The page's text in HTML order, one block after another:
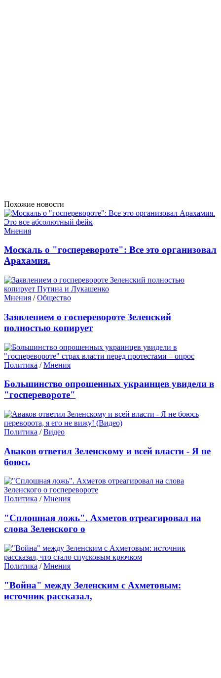
Похожие новости
Мнения
Москаль о "госперевороте": Все это организовал
Арахамия.
Мнения /Общество
Заявлением о госперевороте Зеленский
полностью копирует
Политика /Мнения
Большинство опрошенных украинцев увидели в
"госперевороте"
Политика /Видео
Аваков ответил Зеленскому и всей власти - Я не
боюсь
Политика /Мнения
"Сплошная ложь". Ахметов отреагировал на
слова Зеленского о
Политика /Мнения
"Война" между Зеленским с Ахметовым:
источник рассказал,